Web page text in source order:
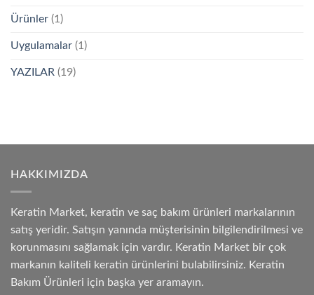
Ürünler (1)
Uygulamalar (1)
YAZILAR (19)
HAKKIMIZDA
Keratin Market, keratin ve saç bakım ürünleri markalarının
satış yeridir. Satışın yanında müşterisinin bilgilendirilmesi ve
korunmasını sağlamak için vardır. Keratin Market bir çok
markanın kaliteli keratin ürünlerini bulabilirsiniz. Keratin
Bakım Ürünleri için başka yer aramayın.